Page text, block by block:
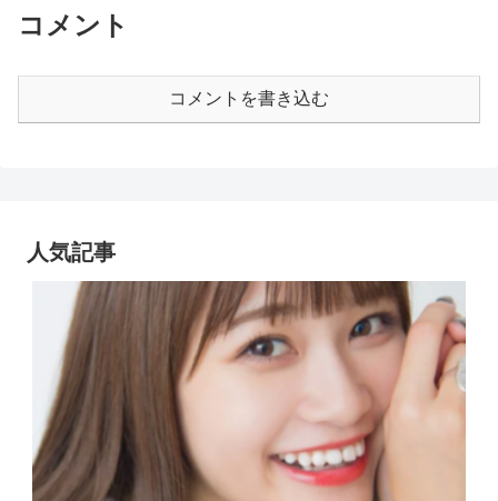
コメント
コメントを書き込む
人気記事